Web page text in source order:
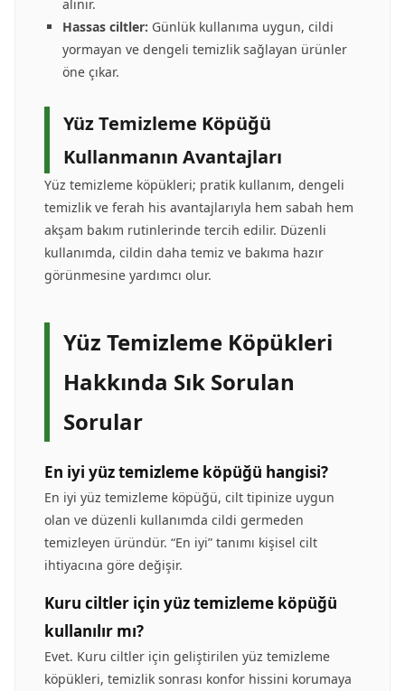
alınır.
Hassas ciltler: Günlük kullanıma uygun, cildi
yormayan ve dengeli temizlik sağlayan ürünler
öne çıkar.
Yüz Temizleme Köpüğü
Kullanmanın Avantajları
Yüz temizleme köpükleri; pratik kullanım, dengeli
temizlik ve ferah his avantajlarıyla hem sabah hem
akşam bakım rutinlerinde tercih edilir. Düzenli
kullanımda, cildin daha temiz ve bakıma hazır
görünmesine yardımcı olur.
Yüz Temizleme Köpükleri
Hakkında Sık Sorulan
Sorular
En iyi yüz temizleme köpüğü hangisi?
En iyi yüz temizleme köpüğü, cilt tipinize uygun
olan ve düzenli kullanımda cildi germeden
temizleyen üründür. “En iyi” tanımı kişisel cilt
ihtiyacına göre değişir.
Kuru ciltler için yüz temizleme köpüğü
kullanılır mı?
Evet. Kuru ciltler için geliştirilen yüz temizleme
köpükleri, temizlik sonrası konfor hissini korumaya